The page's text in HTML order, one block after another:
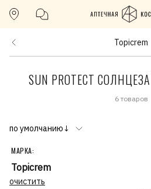
Topicrem
SUN PROTECT
6 товаров
по умолчанию↓
МАРКА:
Topicrem
очистить